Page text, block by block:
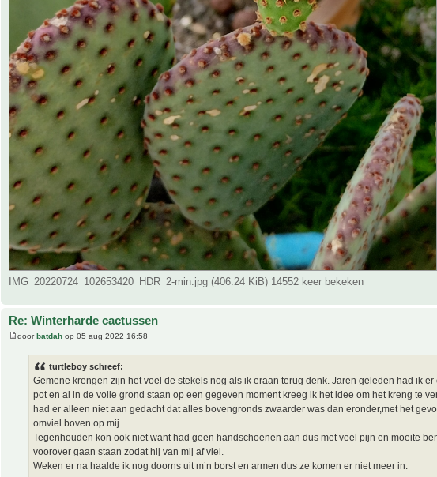
IMG_20220724_102653420_HDR_2-min.jpg (406.24 KiB) 14552 keer bekeken
Re: Winterharde cactussen
doorbatdah op 05 aug 2022 16:58
turtleboy schreef:
Gemene krengen zijn het voel de stekels nog als ik eraan terug denk. Jaren geleden had ik er
pot en al in de volle grond staan op een gegeven moment kreeg ik het idee om het kreng te
had er alleen niet aan gedacht dat alles bovengronds zwaarder was dan eronder,met het
omviel boven op mij.
Tegenhouden kon ook niet want had geen handschoenen aan dus met veel pijn en moeite
voorover gaan staan zodat hij van mij af viel.
Weken er na haalde ik nog doorns uit m’n borst en armen dus ze komen er niet meer in.